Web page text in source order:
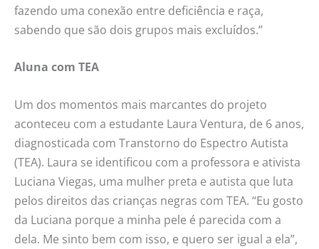
fazendo uma conexão entre deficiência e raça,
sabendo que são dois grupos mais excluídos.”
Aluna com TEA
Um dos momentos mais marcantes do projeto
aconteceu com a estudante Laura Ventura, de 6 anos,
diagnosticada com Transtorno do Espectro Autista
(TEA). Laura se identificou com a professora e ativista
Luciana Viegas, uma mulher preta e autista que luta
pelos direitos das crianças negras com TEA. “Eu gosto
da Luciana porque a minha pele é parecida com a
dela. Me sinto bem com isso, e quero ser igual a ela”,